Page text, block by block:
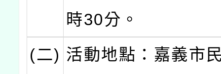
時30分。
(二) 活動地點：嘉義市